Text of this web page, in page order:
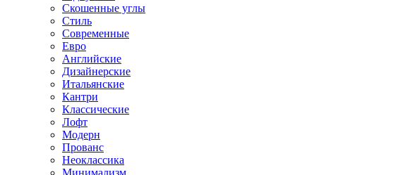
Скошенные углы
Стиль
Современные
Евро
Английские
Дизайнерские
Итальянские
Кантри
Классические
Лофт
Модерн
Прованс
Неоклассика
Минимализм